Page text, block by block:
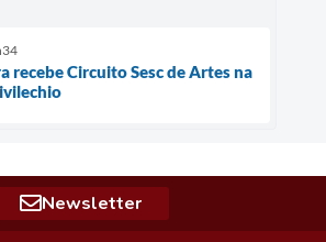
recebe Circuito Sesc de Artes na
Newsletter